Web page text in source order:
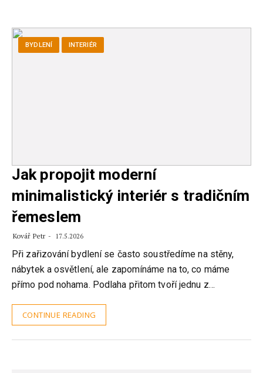
BYDLENÍ INTERIÉR
Jak propojit moderní
minimalistický interiér s tradičním
řemeslem
Kovář Petr 17.5.2026
Při zařizování bydlení se často soustředíme na stěny,
nábytek a osvětlení, ale zapomínáme na to, co máme
přímo pod nohama. Podlaha přitom tvoří jednu z…
CONTINUE READING